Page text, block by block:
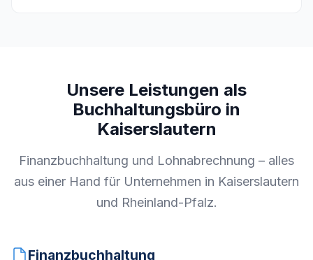
Unsere Leistungen als
Buchhaltungsbüro in
Kaiserslautern
Finanzbuchhaltung und Lohnabrechnung – alles
aus einer Hand für Unternehmen in Kaiserslautern
und Rheinland-Pfalz.
Finanzbuchhaltung